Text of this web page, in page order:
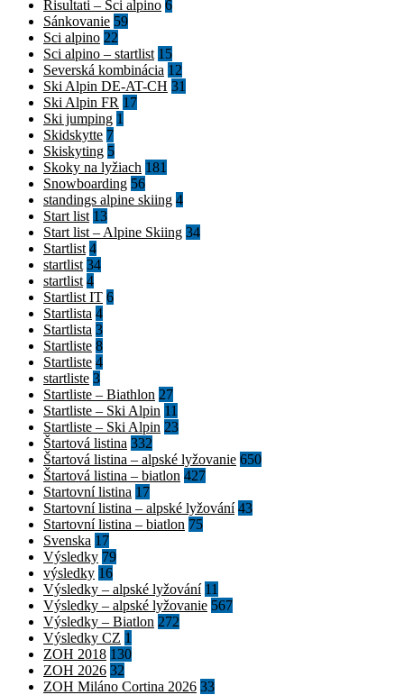
Risultati – Sci alpino 6
Sánkovanie 59
Sci alpino 22
Sci alpino – startlist 15
Severská kombinácia 12
Ski Alpin DE-AT-CH 31
Ski Alpin FR 17
Ski jumping 1
Skidskytte 7
Skiskyting 5
Skoky na lyžiach 181
Snowboarding 56
standings alpine skiing 4
Start list 13
Start list – Alpine Skiing 34
Startlist 4
startlist 34
startlist 4
Startlist IT 6
Startlista 4
Startlista 3
Startliste 8
Startliste 4
startliste 3
Startliste – Biathlon 27
Startliste – Ski Alpin 11
Startliste – Ski Alpin 23
Štartová listina 332
Štartová listina – alpské lyžovanie 650
Štartová listina – biatlon 427
Startovní listina 17
Startovní listina – alpské lyžování 43
Startovní listina – biatlon 75
Svenska 17
Výsledky 79
výsledky 16
Výsledky – alpské lyžování 11
Výsledky – alpské lyžovanie 567
Výsledky – Biatlon 272
Výsledky CZ 1
ZOH 2018 130
ZOH 2026 32
ZOH Miláno Cortina 2026 33